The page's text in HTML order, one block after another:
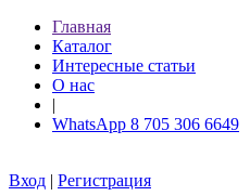
Главная
Каталог
Интересные статьи
О нас
|
WhatsApp 8 705 306 6649
Вход | Регистрация